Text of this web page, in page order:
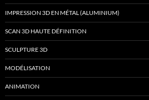
IMPRESSION 3D EN MÉTAL (ALUMINIUM)
SCAN 3D HAUTE DÉFINITION
SCULPTURE 3D
MODÉLISATION
ANIMATION